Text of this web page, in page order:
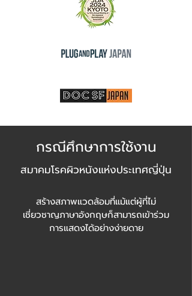
กรณีศึกษาการใช้งาน
สมาคมโรคผิวหนังแห่งประเทศญี่ปุ่น
สร้างสภาพแวดล้อมที่แม้แต่ผู้ที่ไม่
เชี่ยวชาญภาษาอังกฤษก็สามารถเข้าร่วม
การแสดงได้อย่างง่ายดาย